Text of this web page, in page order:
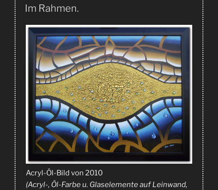
AM
Im Rahmen.
Acryl-Öl-Bild von 2010
(Acryl-, Öl-Farbe u. Glaselemente auf Leinwand,